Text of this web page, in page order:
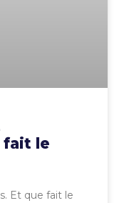
fait le
Et que fait le